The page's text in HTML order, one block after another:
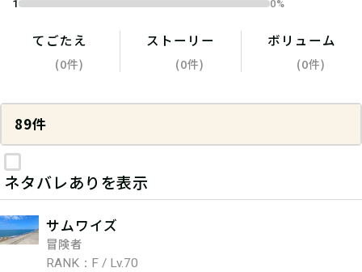
1
0%
てごたえ
(0件)
ストーリー
(0件)
ボリューム
(0件)
89件
ネタバレありを表示
サムワイズ
冒険者
RANK：F / Lv.70